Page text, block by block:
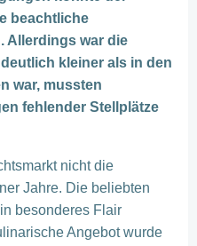
beachtliche
Allerdings war die
kleiner als in den
war, mussten
fehlender Stellplätze
nicht die
Jahre. Die beliebten
besonderes Flair
Angebot wurde